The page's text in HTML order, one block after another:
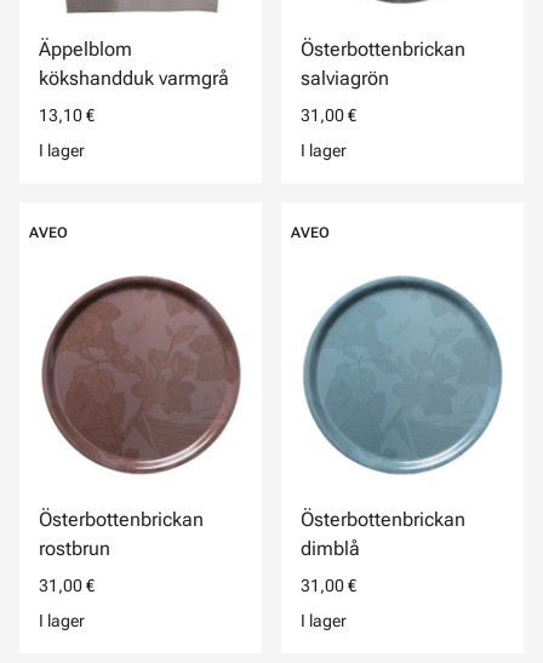
Äppelblom
kökshandduk varmgrå
13,10 €
I lager
Österbottenbrickan
salviagrön
31,00 €
I lager
AVEO
Österbottenbrickan
rostbrun
31,00 €
I lager
AVEO
Österbottenbrickan
dimblå
31,00 €
I lager